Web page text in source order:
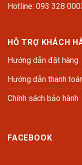
Hotline: 093 328
HỖ TRỢ KHÁCH
Hướng dẫn đặt hàng
Hướng dẫn thanh
Chính sách bảo hành
FACEBOOK